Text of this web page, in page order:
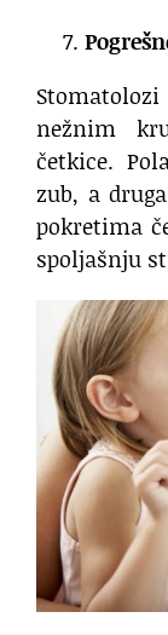
nežnim
četkice.
zub, a
pokretima
spoljašnju